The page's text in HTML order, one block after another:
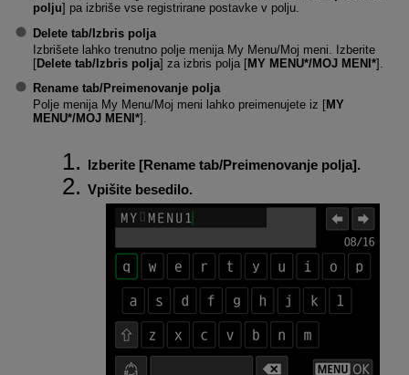
polju] pa izbriše vse registrirane postavke v polju.
Delete tab/Izbris polja
Izbrišete lahko trenutno polje menija My Menu/Moj meni. Izberite
[Delete tab/Izbris polja] za izbris polja [MY MENU*/MOJ MENI*].
Rename tab/Preimenovanje polja
Polje menija My Menu/Moj meni lahko preimenujete iz [MY
MENU*/MOJ MENI*].
Izberite [Rename tab/Preimenovanje polja].
Vpišite besedilo.